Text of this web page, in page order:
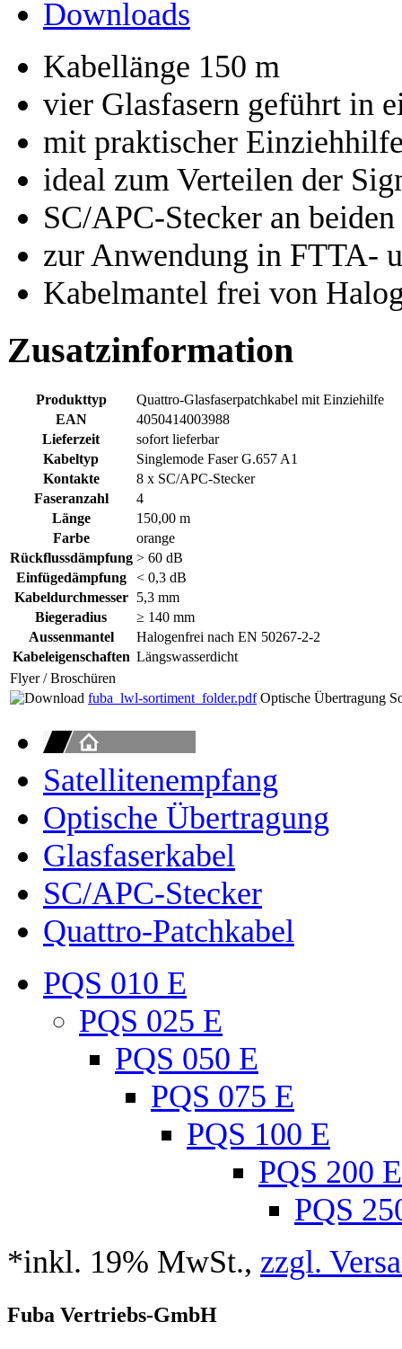
Downloads
Kabellänge 150 m
vier Glasfasern geführt in
mit praktischer
ideal zum Verteilen der
SC/APC-Stecker an
zur Anwendung in FTTA-
Kabelmantel frei von
Zusatzinformation
Produkttyp
Quattro-Glasfaserpatchkabel mit Einziehilfe
EAN
4050414003988
Lieferzeit
sofort lieferbar
Kabeltyp
Singlemode Faser G.657 A1
Kontakte
8 x SC/APC-Stecker
Faseranzahl
4
Länge
150,00 m
Farbe
orange
Rückflussdämpfung > 60 dB
Einfügedämpfung
< 0,3 dB
Kabeldurchmesser 5,3 mm
Biegeradius
≥ 140 mm
Aussenmantel
Halogenfrei nach EN 50267-2-2
Kabeleigenschaften Längswasserdicht
Flyer / Broschüren
fuba_lwl-sortiment_folder.pdf Optische Übertragung
Satellitenempfang
Optische Übertragung
Glasfaserkabel
SC/APC-Stecker
Quattro-Patchkabel
PQS 010 E
PQS 025 E
PQS 050 E
PQS 075 E
PQS 100 E
PQS 200 E
PQS
*inkl. 19% MwSt., zzgl.
Fuba Vertriebs-GmbH